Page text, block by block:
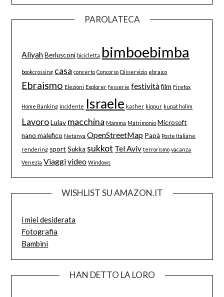
PAROLATECA
Aliyah Berlusconi bicicletta bimboebimba
bookcrossing casa concerto Concorso Disservizio ebraico
Ebraismo Elezioni Explorer fesserie festività film Firefox
Home Banking incidente Israele kasher kippur kupat holim
Lavoro Lulav macchina Mamma Matrimonio Microsoft
nano malefico Netanya OpenStreetMap Papà Poste Italiane
rendering sport Sukka sukkot Tel Aviv terrorismo vacanza
Venezia Viaggivideo Windows
WISHLIST SU AMAZON.IT
i miei desiderata
Fotografia
Bambini
HAN DETTO LA LORO